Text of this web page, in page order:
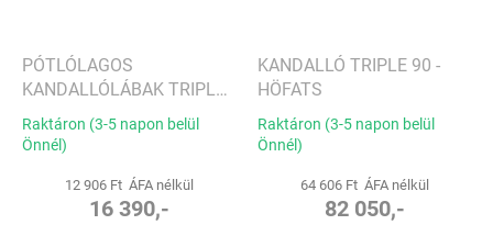
PÓTLÓLAGOS
KANDALLÓLÁBAK TRIPLE
90-HEZ, 20 CM - HÖFATS
Raktáron (3-5 napon belül
Önnél)
12 906 Ft ÁFA nélkül
16 390,-
KANDALLÓ TRIPLE 90 -
HÖFATS
Raktáron (3-5 napon belül
Önnél)
64 606 Ft ÁFA nélkül
82 050,-